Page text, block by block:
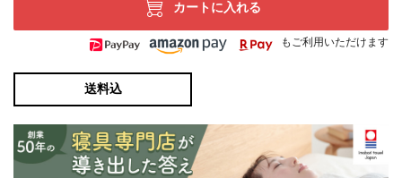
カートに入れる
もご利用いただけます
送料込